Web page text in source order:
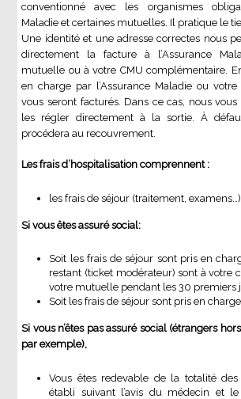
conventionné avec les organismes
Maladie et certaines mutuelles. Il pratique le
Une identité et une adresse correctes nous
directement la facture à l’Assurance
mutuelle ou à votre CMU complémentaire.
en charge par l’Assurance Maladie ou
vous seront facturés. Dans ce cas, nous
les régler directement à la sortie. À
procédera au recouvrement.
Les frais d’hospitalisation comprennent :
les frais de séjour (traitement, examens…)
Si vous êtes assuré social:
Soit les frais de séjour sont pris en
restant (ticket modérateur) sont à votre
votre mutuelle pendant les 30 premiers
Soit les frais de séjour sont pris en charge
Si vous n’êtes pas assuré social (étrangers
par exemple),
Vous êtes redevable de la totalité
établi suivant l’avis du médecin et